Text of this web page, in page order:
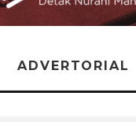
ADVERTORIAL